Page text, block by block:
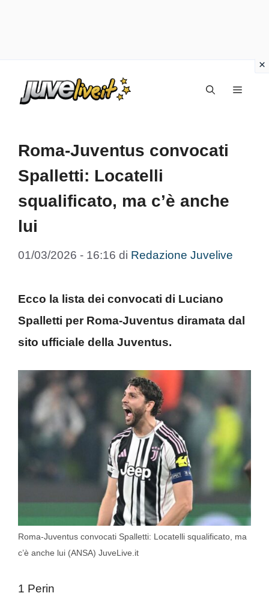
Menu
Roma-Juventus convocati
Spalletti: Locatelli
squalificato, ma c’è anche
lui
01/03/2026 - 16:16 di Redazione Juvelive
Ecco la lista dei convocati di Luciano
Spalletti per Roma-Juventus diramata dal
sito ufficiale della Juventus.
Roma-Juventus convocati Spalletti: Locatelli squalificato, ma
c’è anche lui (ANSA) JuveLive.it
1 Perin